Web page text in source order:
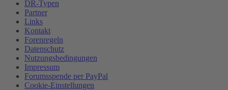
DR-Typen
Partner
Links
Kontakt
Forenregeln
Datenschutz
Nutzungsbedingungen
Impressum
Forumsspende per PayPal
Cookie-Einstellungen